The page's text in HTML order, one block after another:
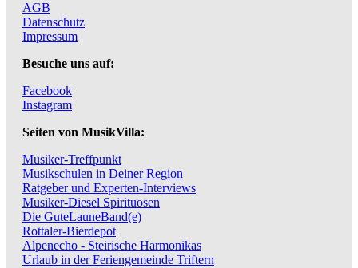
AGB
Datenschutz
Impressum
Besuche uns auf:
Facebook
Instagram
Seiten von MusikVilla:
Musiker-Treffpunkt
Musikschulen in Deiner Region
Ratgeber und Experten-Interviews
Musiker-Diesel Spirituosen
Die GuteLauneBand(e)
Rottaler-Bierdepot
Alpenecho - Steirische Harmonikas
Urlaub in der Feriengemeinde Triftern